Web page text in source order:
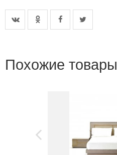
Похожие товары